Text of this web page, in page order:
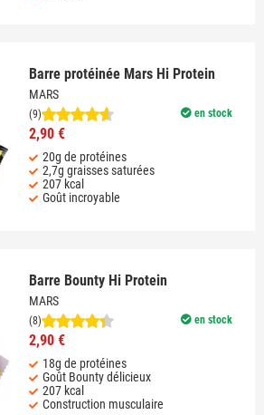
Barre protéinée Mars Hi Protein
MARS
en stock
(9)
2,90 €
20g de protéines
2,7g graisses saturées
207 kcal
Goût incroyable
Barre Bounty Hi Protein
MARS
en stock
(8)
2,90 €
18g de protéines
Goût Bounty délicieux
207 kcal
Construction musculaire